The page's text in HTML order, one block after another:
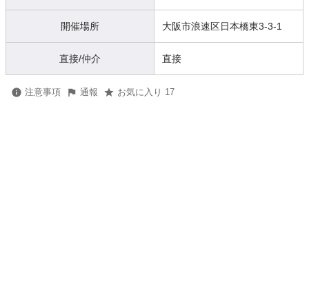
開催場所 大阪市浪速区日本橋東3-3-1
直接/仲介 直接
注意事項 通報 お気に入り 17